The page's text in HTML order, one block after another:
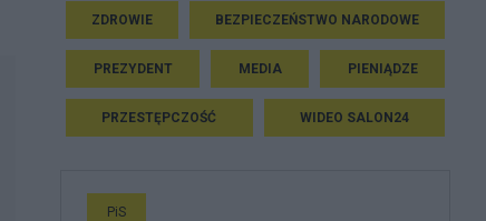
ZDROWIE BEZPIECZEŃSTWO NARODOWE
PREZYDENT MEDIA PIENIĄDZE
PRZESTĘPCZOŚĆ WIDEO SALON24
PiS